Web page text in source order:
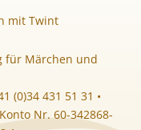
mit Twint
für Märchen und
(0)34 431 51 31 •
Nr. 60-342868-